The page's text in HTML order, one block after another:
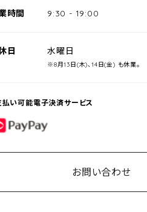
時間 9:30 - 19:00
日 水曜日
※8月13日(木)、14日(金) も休業。
払い可能電子決済サービス
お問い合わせ